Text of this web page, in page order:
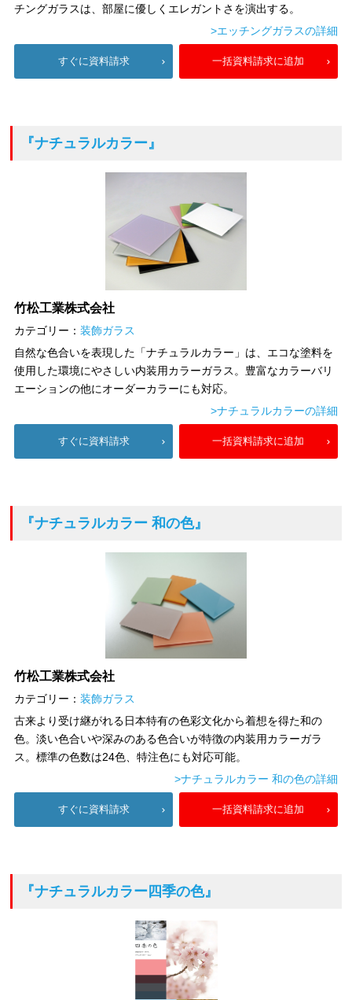
チングガラスは、部屋に優しくエレガントさを演出する。
>エッチングガラスの詳細
すぐに資料請求 一括資料請求に追加
『ナチュラルカラー』
竹松工業株式会社
カテゴリー：装飾ガラス
自然な色合いを表現した「ナチュラルカラー」は、エコな塗料を
使用した環境にやさしい内装用カラーガラス。豊富なカラーバリ
エーションの他にオーダーカラーにも対応。
>ナチュラルカラーの詳細
すぐに資料請求 一括資料請求に追加
『ナチュラルカラー 和の色』
竹松工業株式会社
カテゴリー：装飾ガラス
古来より受け継がれる日本特有の色彩文化から着想を得た和の
色。淡い色合いや深みのある色合いが特徴の内装用カラーガラ
ス。標準の色数は24色、特注色にも対応可能。
>ナチュラルカラー 和の色の詳細
すぐに資料請求 一括資料請求に追加
『ナチュラルカラー四季の色』